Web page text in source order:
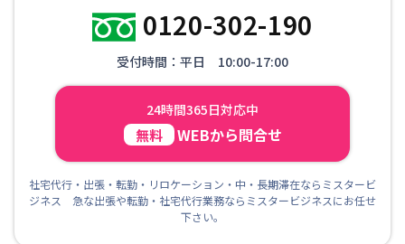
0120-302-190
受付時間：平日 10:00-17:00
24時間365日対応中
無料 WEBから問合せ
社宅代行・出張・転勤・リロケーション・中・長期滞在ならミスタービ
ジネス 急な出張や転勤・社宅代行業務ならミスタービジネスにお任せ
下さい。